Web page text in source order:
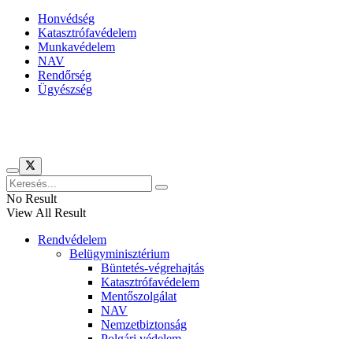
Honvédség
Katasztrófavédelem
Munkavédelem
NAV
Rendőrség
Ügyészség
No Result
View All Result
Rendvédelem
Belügyminisztérium
Büntetés-végrehajtás
Katasztrófavédelem
Mentőszolgálat
NAV
Nemzetbiztonság